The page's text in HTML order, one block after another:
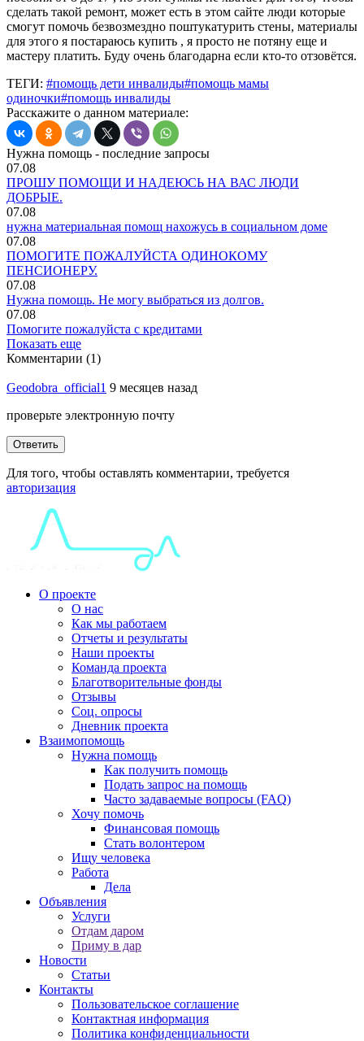
сделать такой ремонт, может есть в этом сайте люди которые
смогут помочь безвозмездно поштукатурить стены, материалы
для этого я постараюсь купить , я просто не потяну еще и
мастеру платить. Буду очень благодарна если кто-то отзовётся.
ТЕГИ: #помощь дети инвалиды#помощь мамы
одиночки#помощь инвалиды
Расскажите о данном материале:
Нужна помощь - последние запросы
07.08
ПРОШУ ПОМОЩИ И НАДЕЮСЬ НА ВАС ЛЮДИ
ДОБРЫЕ.
07.08
нужна материальная помощ нахожусь в социальном доме
07.08
ПОМОГИТЕ ПОЖАЛУЙСТА ОДИНОКОМУ
ПЕНСИОНЕРУ.
07.08
Нужна помощь. Не могу выбраться из долгов.
07.08
Помогите пожалуйста с кредитами
Показать еще
Комментарии (1)
Geodobra_official1 9 месяцев назад
проверьте электронную почту
Ответить
Для того, чтобы оставлять комментарии, требуется
авторизация
О проекте
О нас
Как мы работаем
Отчеты и результаты
Наши проекты
Команда проекта
Благотворительные фонды
Отзывы
Соц. опросы
Дневник проекта
Взаимопомощь
Нужна помощь
Как получить помощь
Подать запрос на помощь
Часто задаваемые вопросы (FAQ)
Хочу помочь
Финансовая помощь
Стать волонтером
Ищу человека
Работа
Дела
Объявления
Услуги
Отдам даром
Приму в дар
Новости
Статьи
Контакты
Пользовательское соглашение
Контактная информация
Политика конфиденциальности